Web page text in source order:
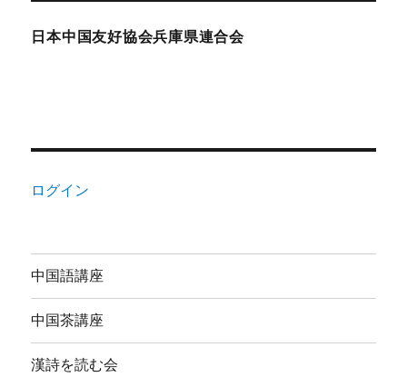
日本中国友好協会兵庫県連合会
ログイン
中国語講座
中国茶講座
漢詩を読む会